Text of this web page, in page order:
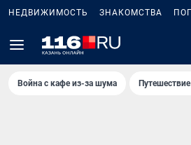
НЕДВИЖИМОСТЬ ЗНАКОМСТВА
Война с кафе из-за шума